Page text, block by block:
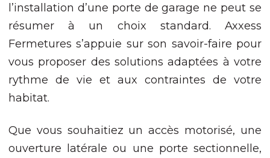
l’installation d’une porte de garage ne peut se
résumer à un choix standard. Axxess
Fermetures s’appuie sur son savoir-faire pour
vous proposer des solutions adaptées à votre
rythme de vie et aux contraintes de votre
habitat.
Que vous souhaitiez un accès motorisé, une
ouverture latérale ou une porte sectionnelle,
Statistiques
Afin que nous
puissions
fonctionnalité
et la structure
du site Web,
Web est
utilisé.